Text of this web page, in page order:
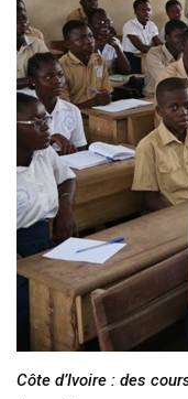
Côte d’Ivoire : des